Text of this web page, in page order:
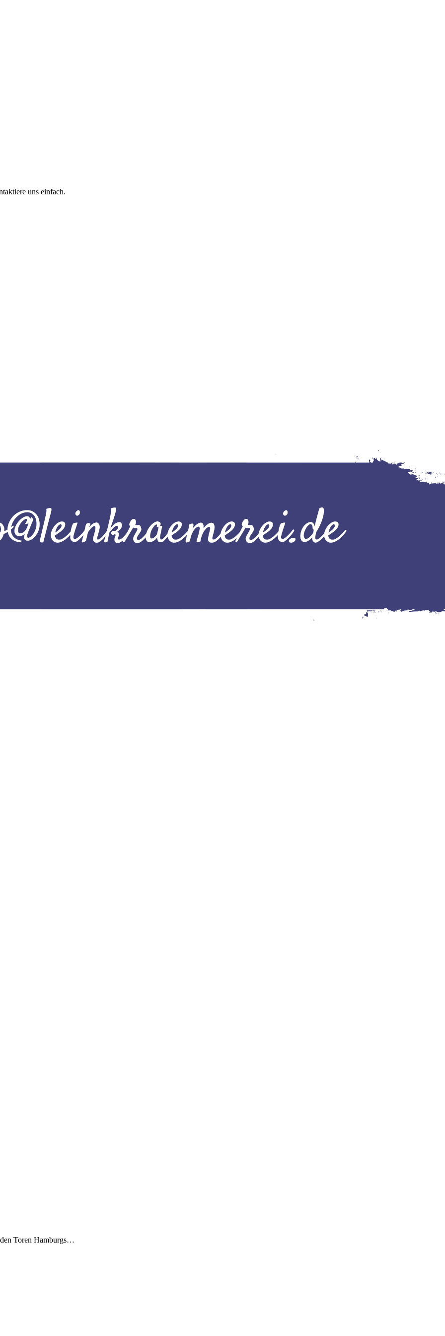
uns einfach.
die vor unserer Haustüre wachsen, oder wieder wachsen sollten, zu besinnen.
weite Transportwege.
den Toren Hamburgs…